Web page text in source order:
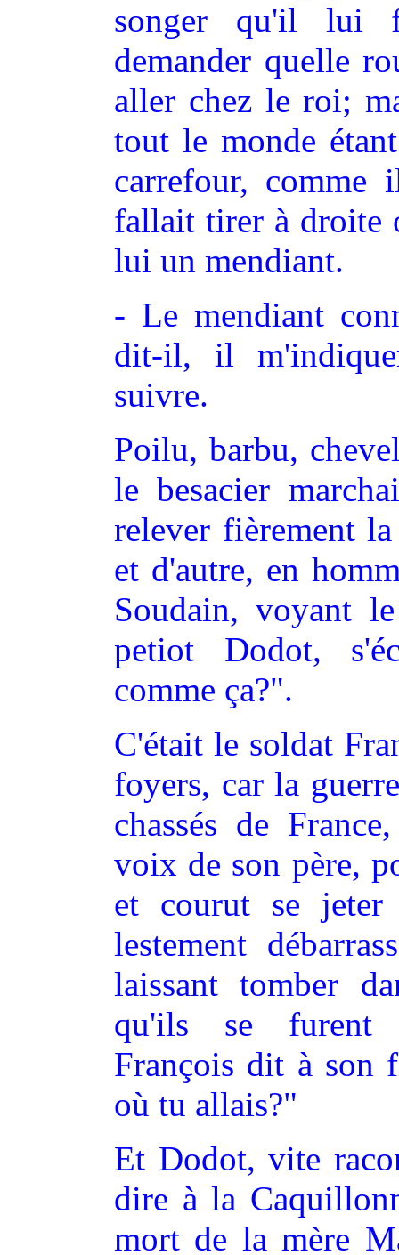
songer qu'il lui
demander quelle
aller chez le roi;
tout le monde
carrefour, comme
fallait tirer à droite
lui un mendiant.
- Le mendiant
dit-il, il
suivre.
Poilu, barbu,
le besacier
relever fièrement
et d'autre, en
Soudain, voyant
petiot Dodot,
comme ça?".
C'était le soldat
foyers, car la
chassés de
voix de son père,
et courut se jeter
lestement
laissant tomber
qu'ils se furent
François dit à son
où tu allais?"
Et Dodot, vite
dire à la
mort de la mère